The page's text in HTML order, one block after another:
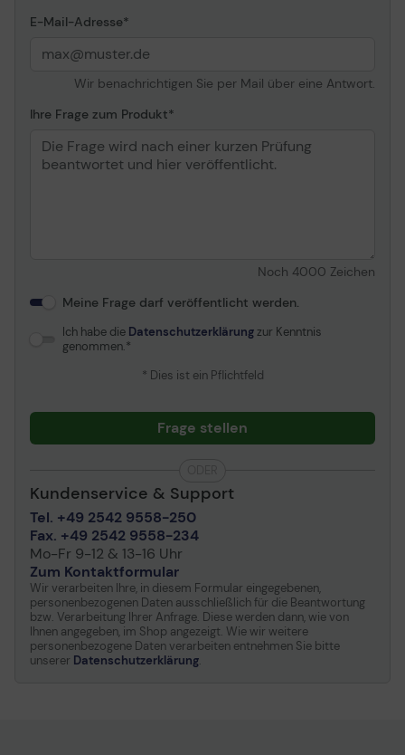
E-Mail-Adresse
Wir benachrichtigen Sie per Mail über eine Antwort.
Ihre Frage zum Produkt
Noch 4000 Zeichen
Meine Frage darf veröffentlicht werden.
Ich habe die Datenschutzerklärungzur Kenntnis
genommen.
* Dies ist ein Pflichtfeld
Frage stellen
Kundenservice & Support
Tel. +49 2542 9558-250
Fax. +49 2542 9558-234
Mo-Fr 9-12 & 13-16 Uhr
Zum Kontaktformular
Wir verarbeiten Ihre, in diesem Formular eingegebenen,
personenbezogenen Daten ausschließlich für die Beantwortung
bzw. Verarbeitung Ihrer Anfrage. Diese werden dann, wie von
Ihnen angegeben, im Shop angezeigt. Wie wir weitere
personenbezogene Daten verarbeiten entnehmen Sie bitte
unserer Datenschutzerklärung.